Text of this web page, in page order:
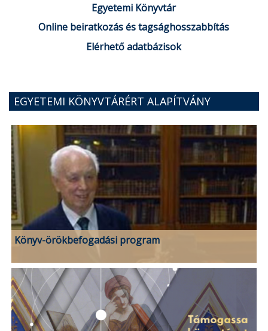
Egyetemi Könyvtár
Online beiratkozás és tagsághosszabbítás
Elérhető adatbázisok
EGYETEMI KÖNYVTÁRÉRT ALAPÍTVÁNY
Könyv-örökbefogadási program